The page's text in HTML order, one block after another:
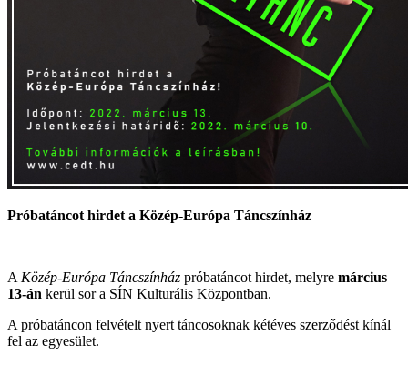
Próbatáncot hirdet a Közép-Európa Táncszínház
A Közép-Európa Táncszínház próbatáncot hirdet, melyre március
13-án kerül sor a SÍN Kulturális Központban.
A próbatáncon felvételt nyert táncosoknak kétéves szerződést kínál
fel az egyesület.